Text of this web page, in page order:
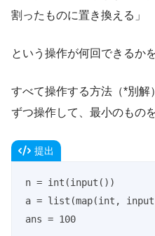
割ったものに置き換える」
という操作が何回できるか
すべて操作する方法（*別
ずつ操作して、最小のもの
提出
n = int(input())
a = list(map(int,
ans = 100